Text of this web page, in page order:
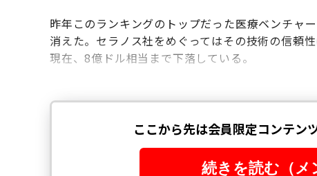
昨年このランキングのトップだった医療ベンチャ
消えた。セラノス社をめぐってはその技術の信頼
現在、8億ドル相当まで下落している。